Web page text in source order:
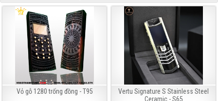
Vỏ gỗ 1280 trống đồng - T95
Vertu Signature S Stainless Steel
Ceramic - S65